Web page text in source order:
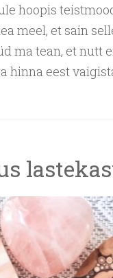
hoopis
meel, et sain
ma tean, et nutt
hinna eest